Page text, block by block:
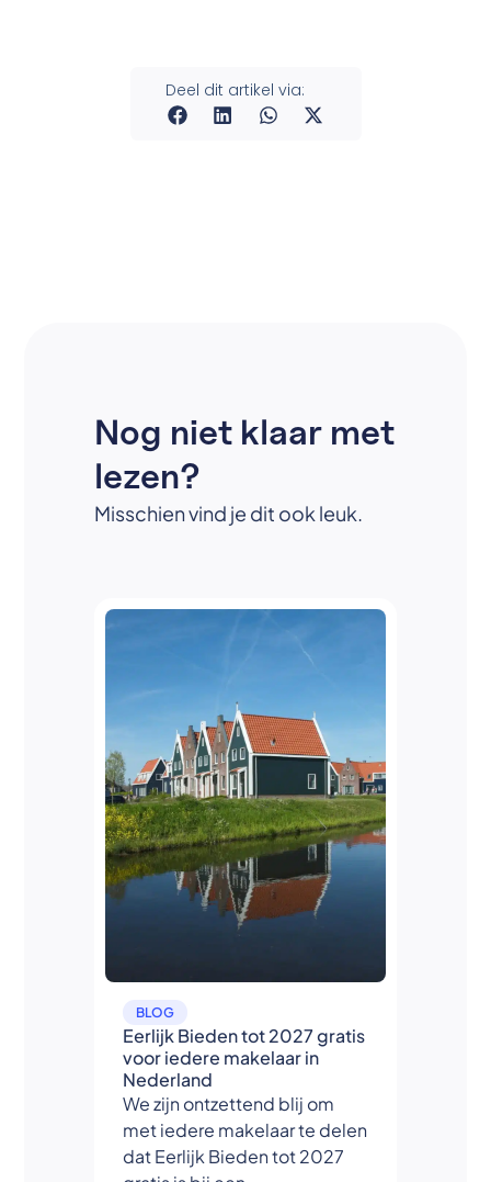
Deel dit artikel via:
Nog niet klaar met
lezen?
Misschien vind je dit ook leuk.
BLOG
Eerlijk Bieden tot 2027 gratis
voor iedere makelaar in
Nederland
We zijn ontzettend blij om
met iedere makelaar te delen
dat Eerlijk Bieden tot 2027